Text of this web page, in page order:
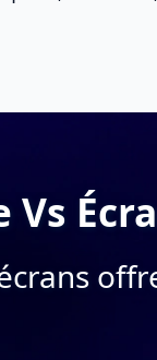
Vs